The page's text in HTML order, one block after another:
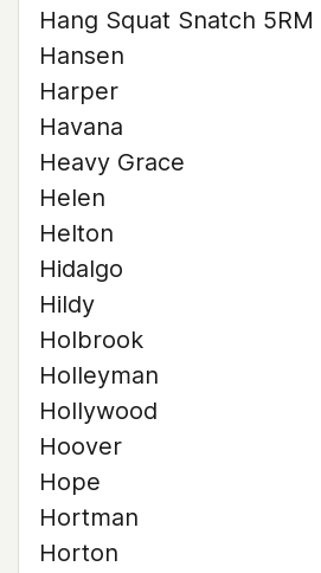
Hang Squat Snatch 5RM
Hansen
Harper
Havana
Heavy Grace
Helen
Helton
Hidalgo
Hildy
Holbrook
Holleyman
Hollywood
Hoover
Hope
Hortman
Horton